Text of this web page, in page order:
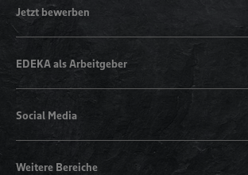
Jetzt bewerben
EDEKA als Arbeitgeber
Social Media
Weitere Bereiche